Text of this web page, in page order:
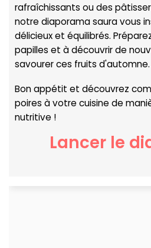
rafraîchissants ou des
notre diaporama saura vous
délicieux et équilibrés.
papilles et à découvrir de
savourer ces fruits d'automne.
Bon appétit et découvrez
poires à votre cuisine de
nutritive !
Lancer le